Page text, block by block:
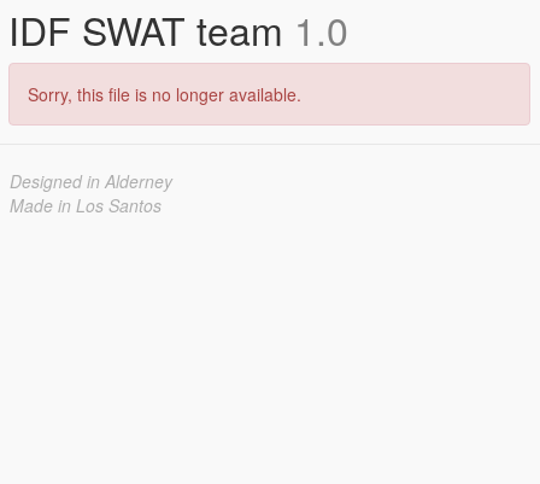
IDF SWAT team 1.0
Sorry, this file is no longer available.
Designed in Alderney
Made in Los Santos